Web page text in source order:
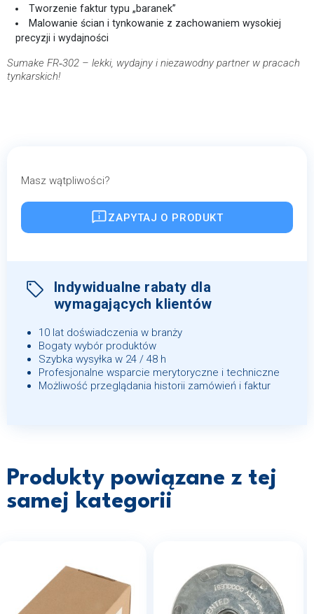
Tworzenie faktur typu „baranek”
Malowanie ścian i tynkowanie z zachowaniem wysokiej
precyzji i wydajności
Sumake FR‑302 – lekki, wydajny i niezawodny partner w pracach
tynkarskich!
Masz wątpliwości?
ZAPYTAJ O PRODUKT
Indywidualne rabaty dla
wymagających klientów
10 lat doświadczenia w branży
Bogaty wybór produktów
Szybka wysyłka w 24 / 48 h
Profesjonalne wsparcie merytoryczne i techniczne
Możliwość przeglądania historii zamówień i faktur
Produkty powiązane z tej
samej kategorii